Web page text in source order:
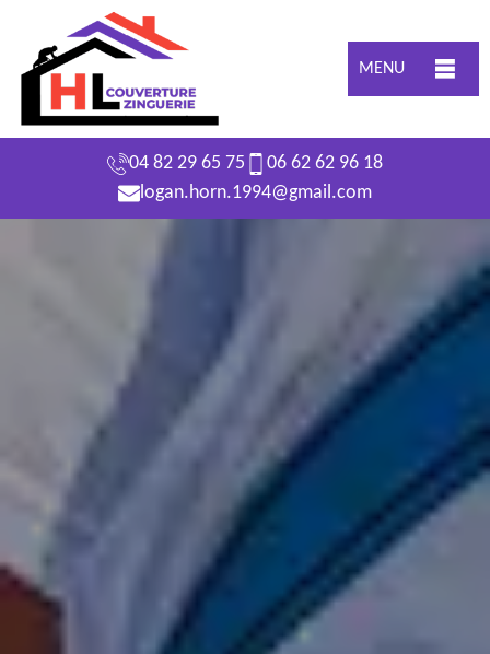
MENU
04 82 29 65 75
06 62 62 96 18
logan.horn.1994@gmail.com